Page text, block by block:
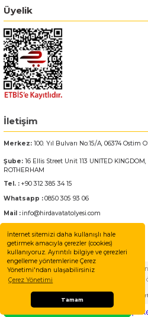
İnternet sitemizi daha kullanışlı hale
getirmek amacıyla çerezler (cookies)
kullanıyoruz. Ayrıntılı bilgiye ve çerezleri
engelleme yöntemlerine Çerez
Yönetimi'ndan ulaşabilirsiniz
Çerez Yönetimi
Tamam
Üyelik
İletişim
Merkez: 100. Yıl Bulvarı No:15/A, 06374 Ostim
Şube: 16 Ellis Street Unit 113 UNITED
ROTHERHAM
Tel. : +90 312 385 34 15
Whatsapp :0850 305 93 06
Mail : info@hirdavatatolyesi.com
© Tüm Hakları Saklıdır. Kredi kartı
korunmaktadır. %100
Whatsapp Destek Hattı